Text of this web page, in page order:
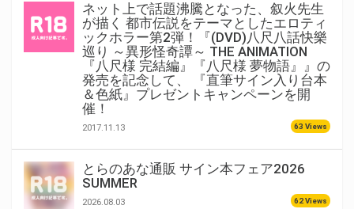
ネット上で話題沸騰となった、叙火先生
が描く 都市伝説をテーマとしたエロティ
ックホラー第2弾！『(DVD)八尺八話快樂
巡り ～異形怪奇譚～ THE ANIMATION
『八尺様 完結編』『八尺様 夢物語』』の
発売を記念して、 『直筆サイン入り台本
＆色紙』プレゼントキャンペーンを開
催！
2017.11.13 63 Views
とらのあな通販 サイン本フェア2026
SUMMER
2026.08.03 62 Views